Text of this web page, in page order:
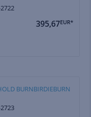
395,67EUR*
BURNBIRDIEBURN